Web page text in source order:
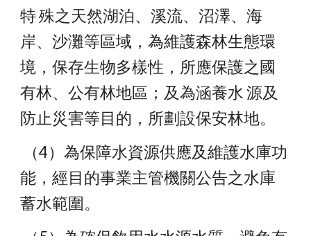
特 殊之天然湖泊、溪流、沼澤、海
岸、沙灘等區域，為維護森林生態環
境，保存生物多樣性，所應保護之國
有林、公有林地區；及為涵養水 源及
防止災害等目的，所劃設保安林地。
能，經目的事業主管機關公告之水庫
蓄水範圍。